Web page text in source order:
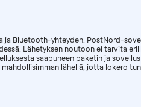
Bluetooth-yhteyden. PostNord-
Lähetyksen noutoon ei tarvita
saapuneen paketin ja
lähellä, jotta lokero